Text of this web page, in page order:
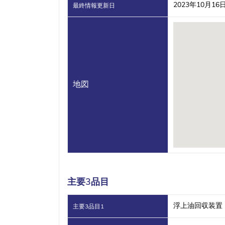
最終情報更新日 2023年10月16
地図
主要3品目
主要3品目1 浮上油回収装置